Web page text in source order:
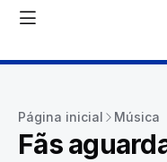
Página inicial Música
Fãs